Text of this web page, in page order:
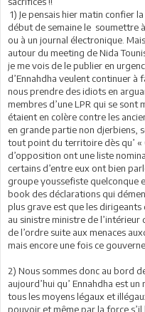
1) Je pensais hier matin confier
début de semaine le soumettre
ou à un journal électronique.
autour du meeting de Nida
je me vois de le publier en
d’Ennahdha veulent continuer à
nous prendre des idiots en
membres d’une LPR qui se sont
étaient en colère contre les
en grande partie non djerbiens,
tout point du territoire dès qu’
d’opposition ont une liste
certains d’entre eux ont bien
groupe youssefiste quelconque
book des déclarations qui
plus grave est que les
au sinistre ministre de
de l’ordre suite aux menaces
mais encore une fois ce
2) Nous sommes donc au bord
aujourd’hui qu’ Ennahdha est
tous les moyens légaux et
pouvoir et même par la force